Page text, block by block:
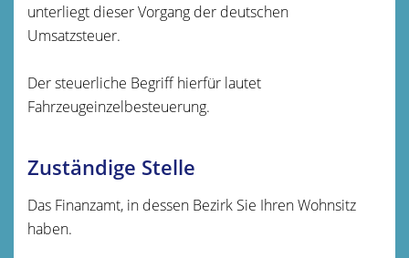
unterliegt dieser Vorgang der deutschen
Umsatzsteuer.
Der steuerliche Begriff hierfür lautet
Fahrzeugeinzelbesteuerung.
Zuständige Stelle
Das Finanzamt, in dessen Bezirk Sie Ihren Wohnsitz
haben.